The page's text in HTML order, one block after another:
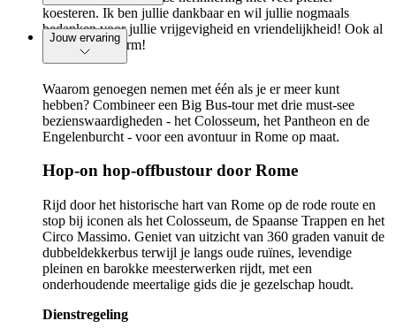
koesteren. Ik ben jullie dankbaar en wil jullie nogmaals
bedanken voor jullie vrijgevigheid en vriendelijkheid! Ook al
was het erg warm!
Jouw ervaring
Waarom genoegen nemen met één als je er meer kunt
hebben? Combineer een Big Bus-tour met drie must-see
bezienswaardigheden - het Colosseum, het Pantheon en de
Engelenburcht - voor een avontuur in Rome op maat.
Hop-on hop-offbustour door Rome
Rijd door het historische hart van Rome op de rode route en
stop bij iconen als het Colosseum, de Spaanse Trappen en het
Circo Massimo. Geniet van uitzicht van 360 graden vanuit de
dubbeldekkerbus terwijl je langs oude ruïnes, levendige
pleinen en barokke meesterwerken rijdt, met een
onderhoudende meertalige gids die je gezelschap houdt.
Dienstregeling